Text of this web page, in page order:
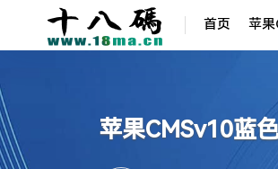
首页 苹果
苹果CMSv10蓝